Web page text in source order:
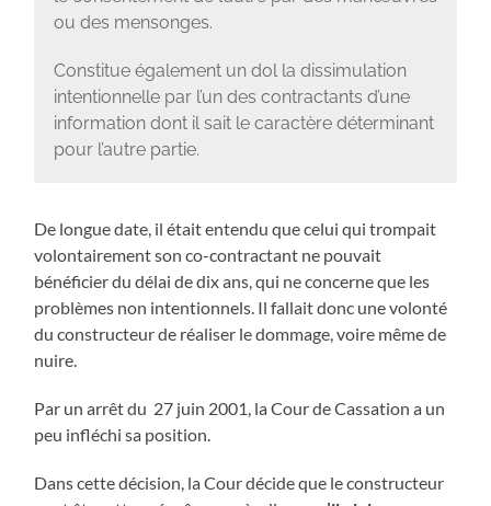
ou des mensonges.
Constitue également un dol la dissimulation
intentionnelle par l’un des contractants d’une
information dont il sait le caractère déterminant
pour l’autre partie.
De longue date, il était entendu que celui qui trompait
volontairement son co-contractant ne pouvait
bénéficier du délai de dix ans, qui ne concerne que les
problèmes non intentionnels. Il fallait donc une volonté
du constructeur de réaliser le dommage, voire même de
nuire.
Par un arrêt du 27 juin 2001, la Cour de Cassation a un
peu infléchi sa position.
Dans cette décision, la Cour décide que le constructeur